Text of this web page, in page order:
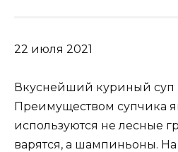
22 июля 2021
Вкуснейший куриный суп
Преимуществом супчика
используются не лесные
варятся, а шампиньоны. На